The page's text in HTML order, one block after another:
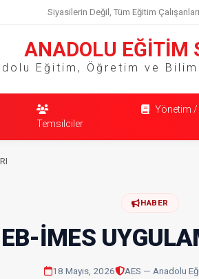
Siyasilerin Değil, Tüm Eğitim
ANADOLU EĞİTİM
Eğitim, Öğretim ve
Temsilciler
Yönetim /
HABER
İMES
18 Mayıs, 2026 AES — Anadolu